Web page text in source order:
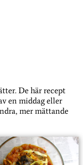
De här recept
en middag eller
mer mättande